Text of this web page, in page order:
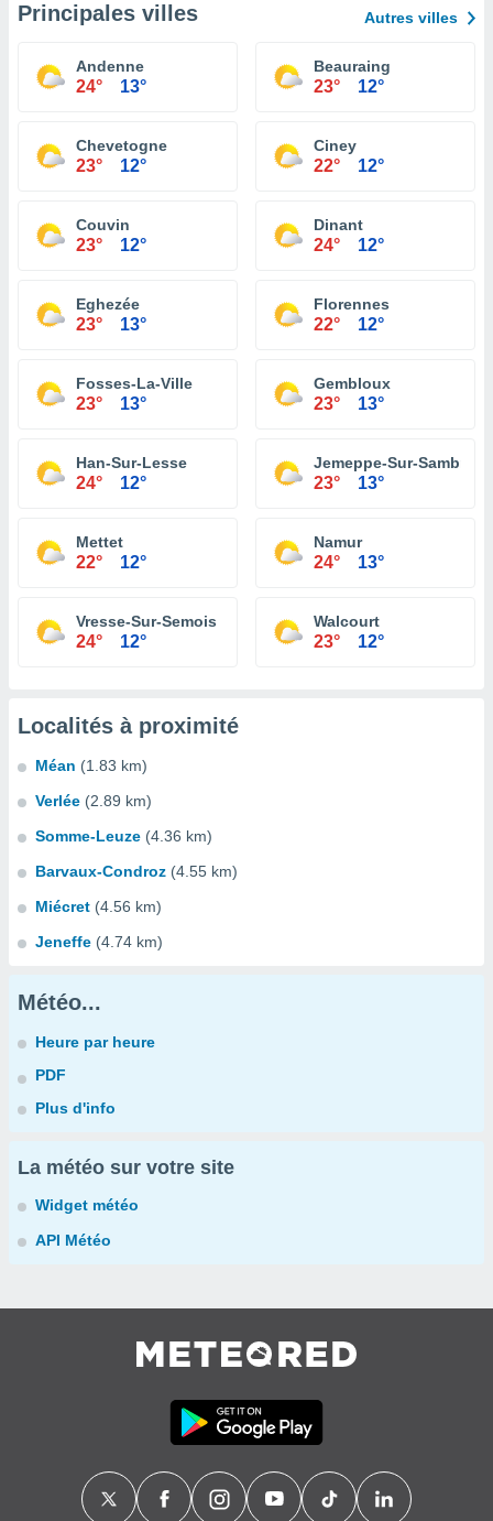
Principales villes Autres villes
Andenne
24° 13°
Beauraing
23° 12°
Chevetogne
23° 12°
Ciney
22° 12°
Couvin
23° 12°
Dinant
24° 12°
Eghezée
23° 13°
Florennes
22° 12°
Fosses-La-Ville
23° 13°
Gembloux
23° 13°
Han-Sur-Lesse
24° 12°
Jemeppe-Sur-Sambre
23° 13°
Mettet
22° 12°
Namur
24° 13°
Vresse-Sur-Semois
24° 12°
Walcourt
23° 12°
Localités à proximité
Méan (1.83 km)
Verlée (2.89 km)
Somme-Leuze (4.36 km)
Barvaux-Condroz (4.55 km)
Miécret (4.56 km)
Jeneffe (4.74 km)
Météo...
Heure par heure
PDF
Plus d'info
La météo sur votre site
Widget météo
API Météo